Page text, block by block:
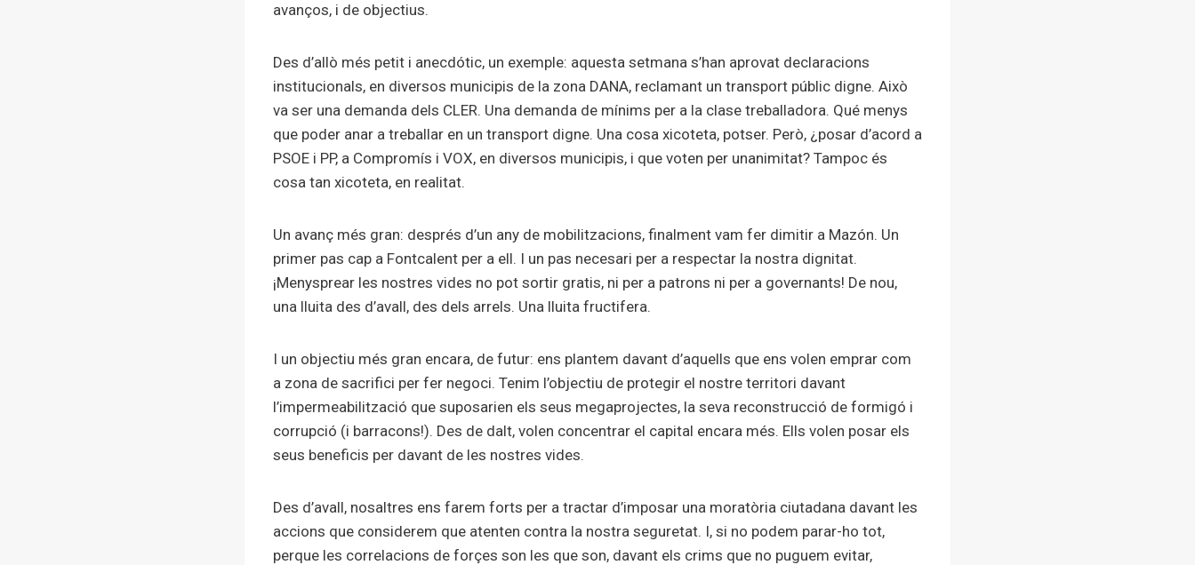
avanços, i de objectius.
Des d’allò més petit i anecdótic, un exemple: aquesta setmana s’han aprovat declaracions
institucionals, en diversos municipis de la zona DANA, reclamant un transport públic digne. Això
va ser una demanda dels CLER. Una demanda de mínims per a la clase treballadora. Qué menys
que poder anar a treballar en un transport digne. Una cosa xicoteta, potser. Però, ¿posar d’acord a
PSOE i PP, a Compromís i VOX, en diversos municipis, i que voten per unanimitat? Tampoc és
cosa tan xicoteta, en realitat.
Un avanç més gran: després d’un any de mobilitzacions, finalment vam fer dimitir a Mazón. Un
primer pas cap a Fontcalent per a ell. I un pas necesari per a respectar la nostra dignitat.
¡Menysprear les nostres vides no pot sortir gratis, ni per a patrons ni per a governants! De nou,
una lluita des d’avall, des dels arrels. Una lluita fructifera.
I un objectiu més gran encara, de futur: ens plantem davant d’aquells que ens volen emprar com
a zona de sacrifici per fer negoci. Tenim l’objectiu de protegir el nostre territori davant
l’impermeabilització que suposarien els seus megaprojectes, la seva reconstrucció de formigó i
corrupció (i barracons!). Des de dalt, volen concentrar el capital encara més. Ells volen posar els
seus beneficis per davant de les nostres vides.
Des d’avall, nosaltres ens farem forts per a tractar d’imposar una moratòria ciutadana davant les
accions que considerem que atenten contra la nostra seguretat. I, si no podem parar-ho tot,
perque les correlacions de forçes son les que son, davant els crims que no puguem evitar,